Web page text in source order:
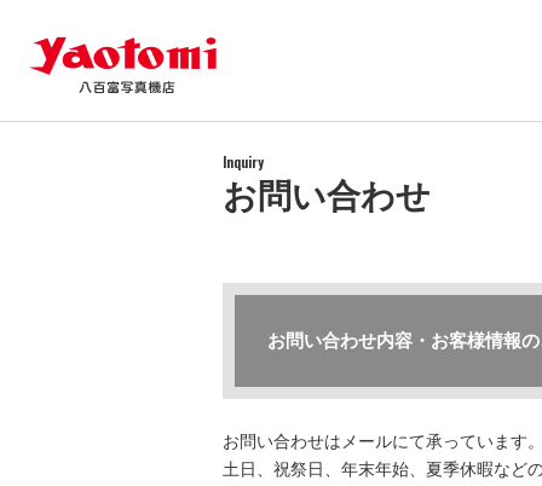
Inquiry
お問い合わせ
お問い合わせ内容・お客様情報
お問い合わせはメールにて承っています
土日、祝祭日、年末年始、夏季休暇など